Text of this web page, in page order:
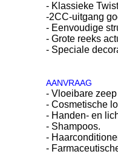
- Klassieke
-2CC-uitgang
- Eenvoudige
- Grote reeks
- Speciale
AANVRAAG
- Vloeibare zeep
- Cosmetische
- Handen- en
- Shampoos.
-
-